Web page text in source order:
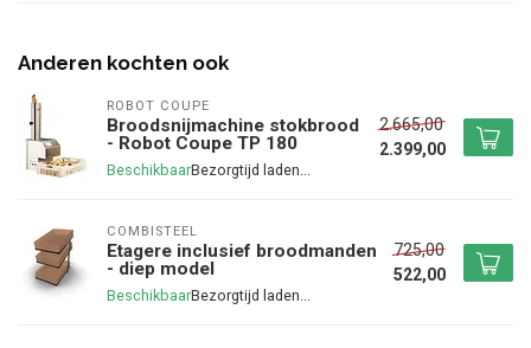
Anderen kochten ook
ROBOT COUPE
Broodsnijmachine stokbrood
- Robot Coupe TP 180
Beschikbaar
2.665,00
2.399,00
COMBISTEEL
Etagere inclusief broodmanden
- diep model
Beschikbaar
725,00
522,00